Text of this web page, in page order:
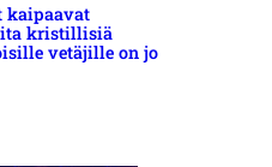
kaipaavat
kristillisiä
vetäjille on jo